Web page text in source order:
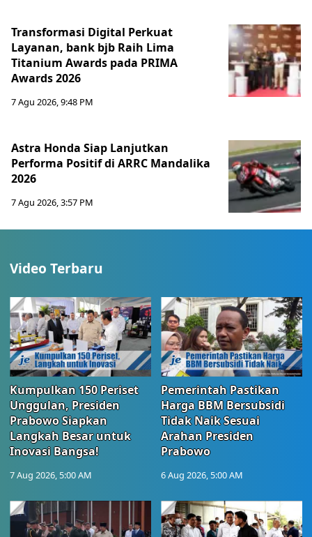
Transformasi Digital Perkuat
Layanan, bank bjb Raih Lima
Titanium Awards pada PRIMA
Awards 2026
7 Agu 2026, 9:48 PM
Astra Honda Siap Lanjutkan
Performa Positif di ARRC Mandalika
2026
7 Agu 2026, 3:57 PM
Video Terbaru
Kumpulkan 150 Periset
Unggulan, Presiden
Prabowo Siapkan
Langkah Besar untuk
Inovasi Bangsa!
7 Aug 2026, 5:00 AM
Pemerintah Pastikan
Harga BBM Bersubsidi
Tidak Naik Sesuai
Arahan Presiden
Prabowo
6 Aug 2026, 5:00 AM